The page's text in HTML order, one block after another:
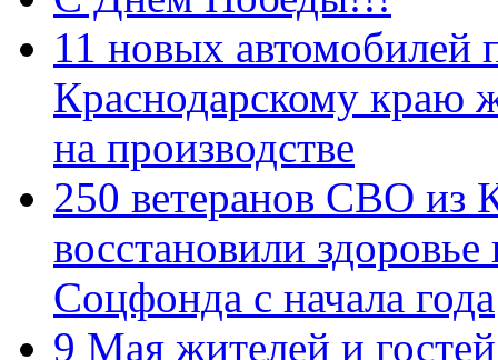
11 новых автомобилей
Краснодарскому краю
на производстве
250 ветеранов СВО из
восстановили
Соцфонда с начала года
9 Мая жителей и